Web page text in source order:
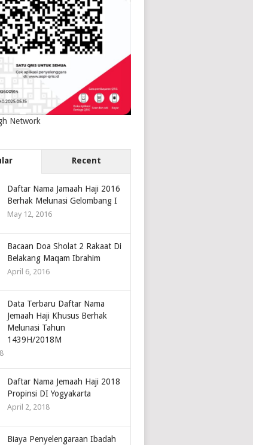
Network
Recent
Daftar Nama Jamaah Haji 2016
Berhak Melunasi Gelombang I
May 12, 2016
Bacaan Doa Sholat 2 Rakaat Di
Belakang Maqam Ibrahim
April 6, 2016
Data Terbaru Daftar Nama
Jemaah Haji Khusus Berhak
Melunasi Tahun
1439H/2018M
Daftar Nama Jemaah Haji 2018
Propinsi DI Yogyakarta
April 2, 2018
Biaya Penyelengaraan Ibadah